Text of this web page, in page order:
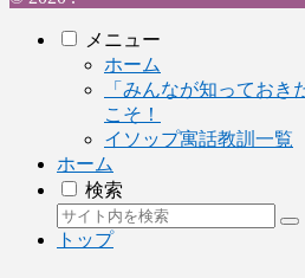
メニュー
ホーム
「みんなが知っておき
こそ！
イソップ寓話教訓一覧
ホーム
検索
トップ